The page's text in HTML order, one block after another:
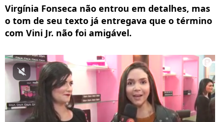
Virgínia Fonseca não entrou em detalhes, mas
o tom de seu texto já entregava que o término
com Vini Jr. não foi amigável.